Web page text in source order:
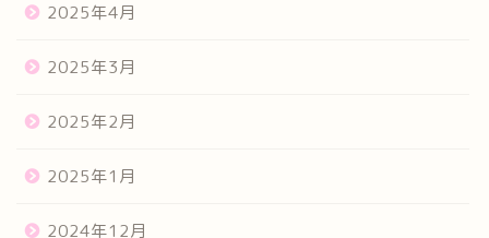
2025年4月
2025年3月
2025年2月
2025年1月
2024年12月